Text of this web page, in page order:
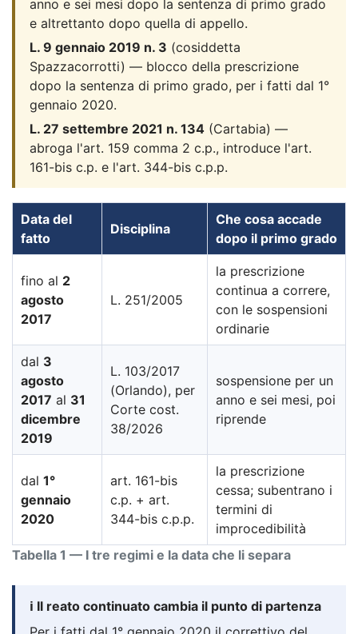
anno e sei mesi dopo la sentenza di primo grado
e altrettanto dopo quella di appello.
L. 9 gennaio 2019 n. 3 (cosiddetta
Spazzacorrotti) — blocco della prescrizione
dopo la sentenza di primo grado, per i fatti dal 1°
gennaio 2020.
L. 27 settembre 2021 n. 134 (Cartabia) —
abroga l'art. 159 comma 2 c.p., introduce l'art.
161-bis c.p. e l'art. 344-bis c.p.p.
Tabella 1 — I tre regimi e la data che li separa
Data del
fatto
Disciplina
Che cosa accade
dopo il primo grado
fino al 2
agosto
2017
L. 251/2005
la prescrizione
continua a correre,
con le sospensioni
ordinarie
dal 3
agosto
2017 al 31
dicembre
2019
L. 103/2017
(Orlando), per
Corte cost.
38/2026
sospensione per un
anno e sei mesi, poi
riprende
dal 1°
gennaio
2020
art. 161-bis
c.p. + art.
344-bis c.p.p.
la prescrizione
cessa; subentrano i
termini di
improcedibilità
ℹ️ Il reato continuato cambia il punto di partenza